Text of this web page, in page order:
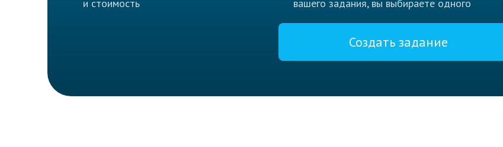
и стоимость
вашего задания, вы выбираете одного
Создать задание